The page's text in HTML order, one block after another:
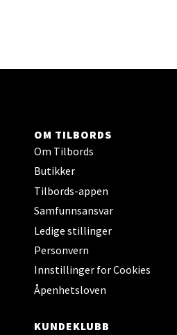
OM TILBORDS
Om Tilbords
Butikker
Tilbords-appen
Samfunnsansvar
Ledige stillinger
Personvern
Innstillinger for Cookies
Åpenhetsloven
KUNDEKLUBB